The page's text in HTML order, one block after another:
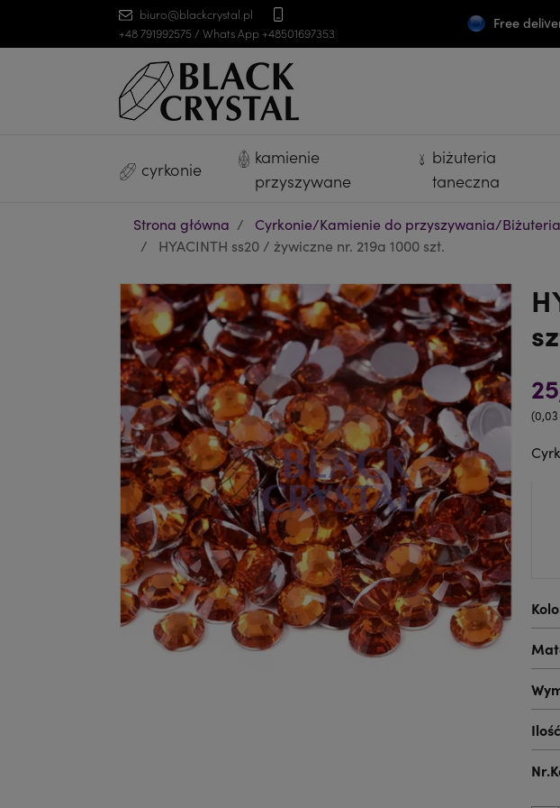
biuro@blackcrystal.pl
+48 791992575 / Whats App +48501697353
Free
cyrkonie
kamienie
przyszywane
biżuteria
taneczna
Strona główna Cyrkonie/Kamienie do przyszywania/Biżuteria
HYACINTH ss20 / żywiczne nr. 219a 1000 szt.
(0,03
Ilość